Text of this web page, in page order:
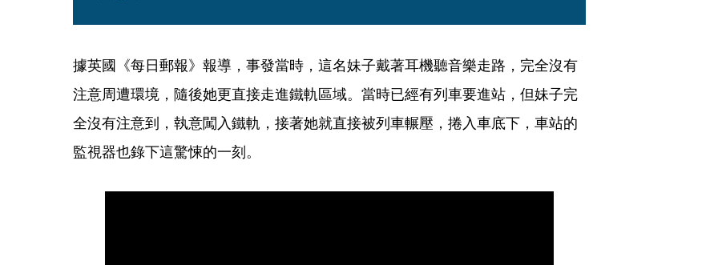
據英國《每日郵報》報導，事發當時，這名妹子戴著耳機聽音樂走路，完全沒有
注意周遭環境，隨後她更直接走進鐵軌區域。當時已經有列車要進站，但妹子完
全沒有注意到，執意闖入鐵軌，接著她就直接被列車輾壓，捲入車底下，車站的
監視器也錄下這驚悚的一刻。